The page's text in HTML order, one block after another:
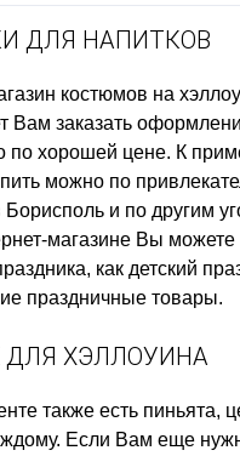
ДЛЯ НАПИТКОВ
костюмов на
Вам заказать
по хорошей цене. К
можно по
Борисполь и по другим
магазине Вы можете
как детский
праздничные товары.
ХЭЛЛОУИНА
также есть пиньята,
Если Вам еще